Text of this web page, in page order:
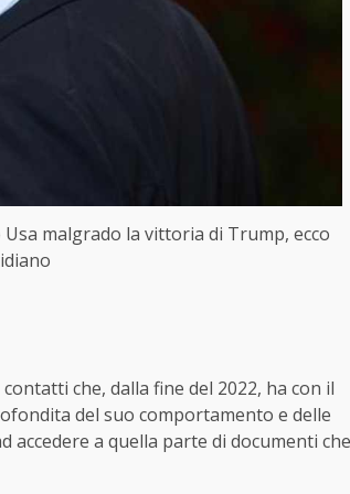
malgrado la vittoria di Trump, ecco
che, dalla fine del 2022, ha con il
del suo comportamento e delle
a quella parte di documenti che